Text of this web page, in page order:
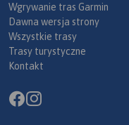
Wgrywanie tras Garmin
Dawna wersja strony
Wszystkie trasy
Trasy turystyczne
Kontakt